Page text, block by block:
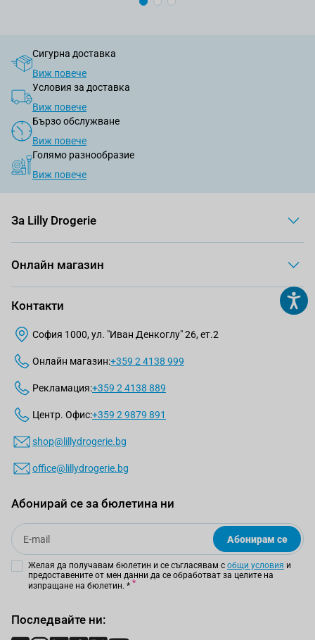
Сигурна доставка
Виж повече
Условия за доставка
Виж повече
Бързо обслужване
Виж повече
Голямо разнообразие
Виж повече
За Lilly Drogerie
Онлайн магазин
Контакти
София 1000, ул. "Иван Денкоглу" 26, ет.2
Онлайн магазин:+359 2 4138 999
Рекламация:+359 2 4138 889
Центр. Офис:+359 2 9879 891
shop@lillydrogerie.bg
office@lillydrogerie.bg
Абонирай се за бюлетина ни
Email
Абонирам се
Желая да получавам бюлетин и се съгласявам с общи условия и
предоставените от мен данни да се обработват за целите на
изпращане на бюлетин. *
Последвайте ни: